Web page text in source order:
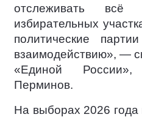
отслеживать всё
избирательных
политические
взаимодействию», —
«Единой
Перминов.
На выборах 2026 года